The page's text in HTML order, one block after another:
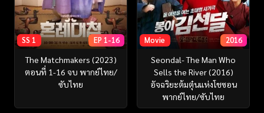
SS 1 EP 1-16
The Matchmakers (2023)
ตอนที่ 1-16 จบ พากย์ไทย/
ซับไทย
Movie 2016
Seondal- The Man Who
Sells the River (2016)
อัจฉริยะต้มตุ๋นแห่งโชซอน
พากย์ไทย/ซับไทย